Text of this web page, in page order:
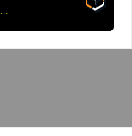
Philippe Lafontaine: Elle m'a fait ça (Version instrumentale)